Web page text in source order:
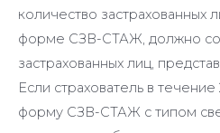
количество застрахованных
форме СЗВ-СТАЖ, должно
застрахованных лиц,
Если страхователь в
форму СЗВ-СТАЖ с типом